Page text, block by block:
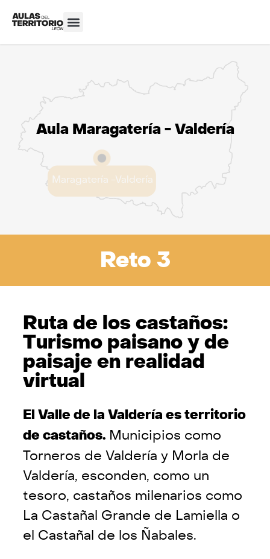
Maragatería -Valdería
Aula Maragatería - Valdería
Reto 3
Ruta de los castaños:
Turismo paisano y de
paisaje en realidad
virtual
El Valle de la Valdería es territorio
de castaños. Municipios como
Torneros de Valdería y Morla de
Valdería, esconden, como un
tesoro, castaños milenarios como
La Castañal Grande de Lamiella o
el Castañal de los Ñabales.